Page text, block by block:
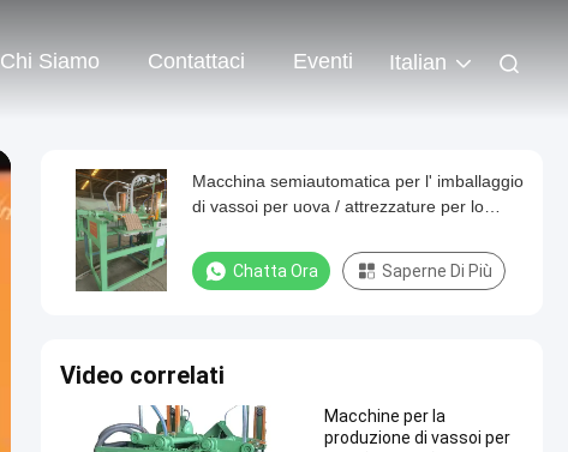
Chi Siamo Contattaci Eventi Italian
Macchina semiautomatica per l' imballaggio
di vassoi per uova / attrezzature per lo
di piccole imprese
Chatta Ora Saperne Di Più
Video correlati
Macchine per la
produzione di vassoi per